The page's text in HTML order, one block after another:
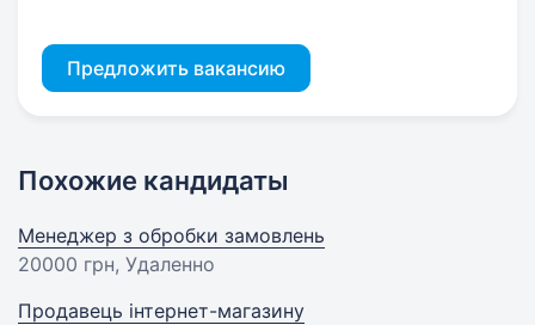
Предложить вакансию
Похожие кандидаты
Менеджер з обробки замовлень
20000 грн, Удаленно
Продавець інтернет-магазину